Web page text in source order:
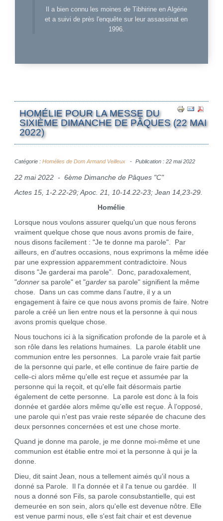
Il a bien connu les moines de Tibhirine en Algérie
et a suivi de près l'enquête sur leur assassinat en
1996.
HOMÉLIE POUR LA MESSE DU
SIXIÈME DIMANCHE DE PÂQUES (22 MAI
2022)
Catégorie : Homélies de Dom Armand Veilleux Publication : 22 mai 2022
22 mai 2022 - 6ème Dimanche de Pâques "C"
Actes 15, 1-2.22-29; Apoc. 21, 10-14.22-23; Jean 14,23-29.
Homélie
Lorsque nous voulons assurer quelqu'un que nous ferons
vraiment quelque chose que nous avons promis de faire,
nous disons facilement : "Je te donne ma parole". Par
ailleurs, en d'autres occasions, nous exprimons la même idée
par une expression apparemment contradictoire. Nous
disons "Je garderai ma parole". Donc, paradoxalement,
"donnersa parole" et "gardersa parole" signifient la même
chose. Dans un cas comme dans l’autre, il y a un
engagement à faire ce que nous avons promis de faire. Notre
parole a créé un lien entre nous et la personne à qui nous
avons promis quelque chose.
Nous touchons ici à la signification profonde de la parole et à
son rôle dans les relations humaines. La parole établit une
communion entre les personnes. La parole vraie fait partie
de la personne qui parle, et elle continue de faire partie de
celle-ci alors même qu'elle est reçue et assumée par la
personne qui la reçoit, et qu'elle fait désormais partie
également de cette personne. La parole est donc à la fois
donnée et gardée alors même qu'elle est reçue. À l’opposé,
une parole qui n'est pas vraie reste séparée de chacune des
deux personnes concernées et est une chose morte.
Quand je donne ma parole, je me donne moi-même et une
communion est établie entre moi et la personne à qui je la
donne.
Dieu, dit saint Jean, nous a tellement aimés qu'il nous a
donné sa Parole. Il l'a donnée et il l'a tenue ou gardée. Il
nous a donné son Fils, sa parole consubstantielle, qui est
demeurée en son sein, alors qu'elle est devenue nôtre. Elle
est venue parmi nous, elle s'est fait chair et est devenue